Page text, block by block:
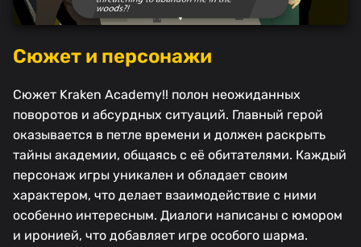
Сюжет и персонажи
Сюжет Kraken Academy!! полон неожиданных
поворотов и абсурдных ситуаций. Главный герой
оказывается в петле времени и должен раскрыть
тайны академии, общаясь с её обитателями. Каждый
персонаж игры уникален и обладает своим
характером, что делает взаимодействие с ними
особенно интересным. Диалоги написаны с юмором
и иронией, что добавляет игре особого шарма.